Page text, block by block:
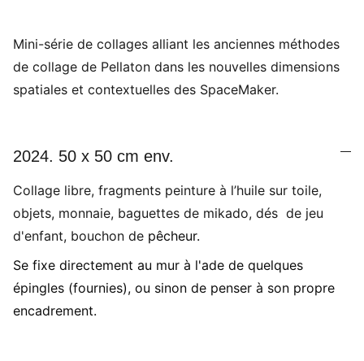
Mini-série de collages alliant les anciennes méthodes
de collage de Pellaton dans les nouvelles dimensions
spatiales et contextuelles des SpaceMaker.
2024. 50 x 50 cm env.
Collage libre, fragments peinture à l’huile sur toile,
objets, monnaie, baguettes de mikado, dés de jeu
d'enfant, bouchon de pêcheur.
Se fixe directement au mur à l'ade de quelques
épingles (fournies), ou sinon de penser à son propre
encadrement.